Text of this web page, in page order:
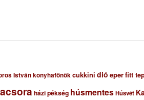
István konyhafőnökcukkini dió eperfitt
házi pékség húsmentesHúsvét